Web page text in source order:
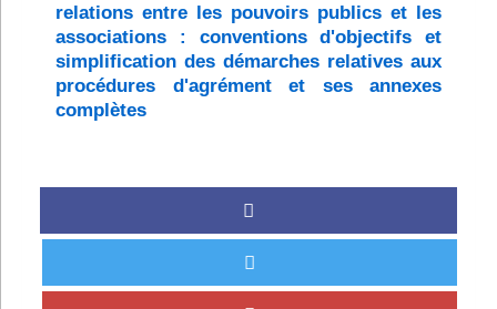
relations entre les pouvoirs publics et les
associations : conventions d'objectifs et
simplification des démarches relatives aux
procédures d'agrément et ses annexes
complètes